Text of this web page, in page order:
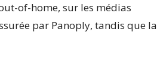
of-home, sur les médias
par Panoply, tandis que la